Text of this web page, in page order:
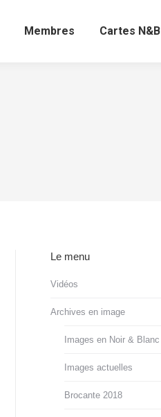
Membres Cartes N&B
Le menu
Vidéos
Archives en image
Images en Noir & Blanc
Images actuelles
Brocante 2018